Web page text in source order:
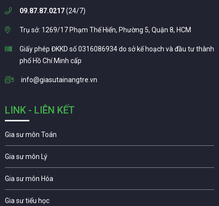
09.87.87.0217(24/7)
Trụ sở: 1269/17 Phạm Thế Hiển, Phường 5, Quận 8, HCM
Giấy phép ĐKKD số 0316086934 do sở kế hoạch và đầu tư thành
phố Hồ Chí Minh cấp
info@giasutainangtre.vn
LINK - LIÊN KẾT
Gia sư môn Toán
Gia sư môn Lý
Gia sư môn Hóa
Gia sư tiểu học